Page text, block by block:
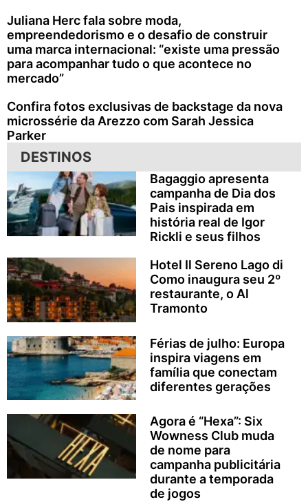
Juliana Herc fala sobre moda,
empreendedorismo e o desafio de construir
uma marca internacional: “existe uma pressão
para acompanhar tudo o que acontece no
mercado”
Confira fotos exclusivas de backstage da nova
microssérie da Arezzo com Sarah Jessica
Parker
DESTINOS
Bagaggio apresenta
campanha de Dia dos
Pais inspirada em
história real de Igor
Rickli e seus filhos
Hotel Il Sereno Lago di
Como inaugura seu 2º
restaurante, o Al
Tramonto
Férias de julho: Europa
inspira viagens em
família que conectam
diferentes gerações
Agora é “Hexa”: Six
Wowness Club muda
de nome para
campanha publicitária
durante a temporada
de jogos